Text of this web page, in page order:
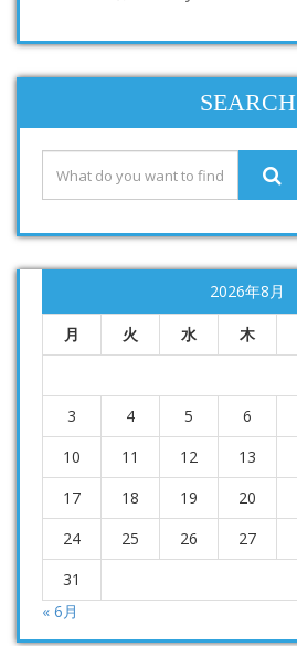
SEARCH
2026年8月
月 火 水 木
3
4 5 6
10
11 12 13
17
18 19 20
24
25 26 27
31
« 6月